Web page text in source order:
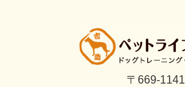
〒669-1141